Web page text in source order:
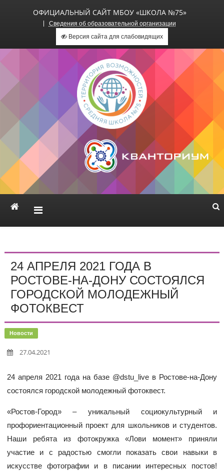
ОФИЦИАЛЬНЫЙ САЙТ МБОУ «ШКОЛА №75»
Сведения об образовательной организации
Версия сайта для слабовидящих
Официальный сайт МБОУ
«Школа №75»
24 АПРЕЛЯ 2021 ГОДА В
РОСТОВЕ-НА-ДОНУ СОСТОЯЛСЯ
ГОРОДСКОЙ МОЛОДЕЖНЫЙ
ФОТОКВЕСТ
Новости
27.04.2021
24 апреля 2021 года на базе @dstu_live в Ростове-на-Дону
состоялся городской молодежный фотоквест.
«Ростов-Город» – уникальный социокультурный и
профориентационный проект для школьников и студентов.
Наши ребята из фотокружка «Лови момент» приняли
участие и с радостью смогли показать свои навыки в
искусстве фотографии и в писании интересных постов!